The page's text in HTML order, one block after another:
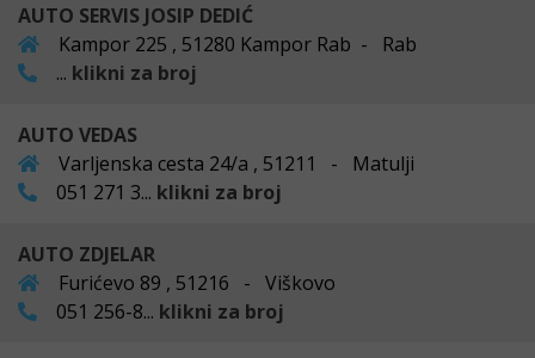
AUTO SERVIS JOSIP DEDIĆ
Kampor 225 , 51280 Kampor Rab - Rab
... klikni za broj
AUTO VEDAS
Varljenska cesta 24/a , 51211 - Matulji
051 271 3... klikni za broj
AUTO ZDJELAR
Furićevo 89 , 51216 - Viškovo
051 256-8... klikni za broj